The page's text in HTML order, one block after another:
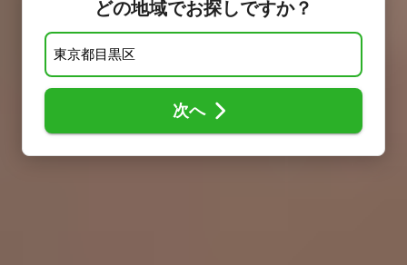
どの地域でお探しですか？
次へ